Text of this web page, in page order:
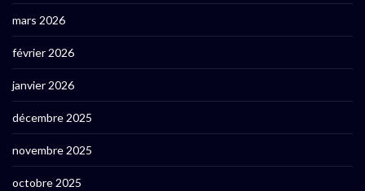
mars 2026
février 2026
janvier 2026
décembre 2025
novembre 2025
octobre 2025